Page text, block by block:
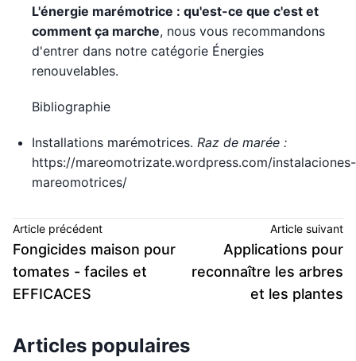
L'énergie marémotrice : qu'est-ce que c'est et
comment ça marche, nous vous recommandons
d'entrer dans notre catégorie Énergies
renouvelables.
Bibliographie
Installations marémotrices. Raz de marée :
https://mareomotrizate.wordpress.com/instalaciones-
mareomotrices/
Article précédent
Fongicides maison pour
tomates - faciles et
EFFICACES
Article suivant
Applications pour
reconnaître les arbres
et les plantes
Articles populaires